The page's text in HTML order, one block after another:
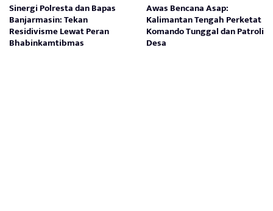
Sinergi Polresta dan Bapas
Banjarmasin: Tekan
Residivisme Lewat Peran
Bhabinkamtibmas
Awas Bencana Asap:
Kalimantan Tengah Perketat
Komando Tunggal dan Patroli
Desa